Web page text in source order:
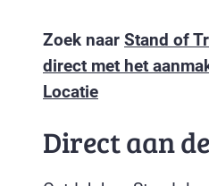
Zoek naar Stand of
direct met het
Locatie
Direct aan